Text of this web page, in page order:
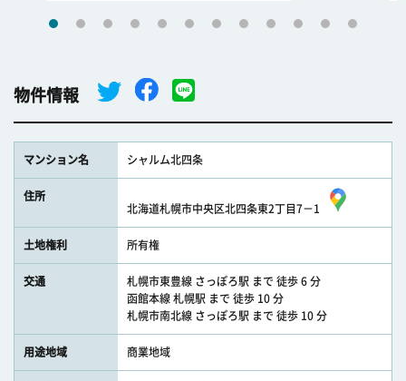
物件情報
マンション名 シャルム北四条
住所
北海道札幌市中央区北四条東2丁目7－1
土地権利 所有権
交通
札幌市東豊線 さっぽろ駅 まで 徒歩 6 分
函館本線 札幌駅 まで 徒歩 10 分
札幌市南北線 さっぽろ駅 まで 徒歩 10 分
用途地域 商業地域